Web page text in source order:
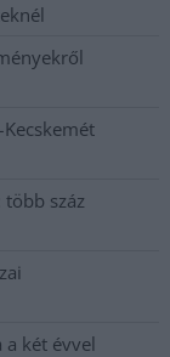
száz
a két évvel